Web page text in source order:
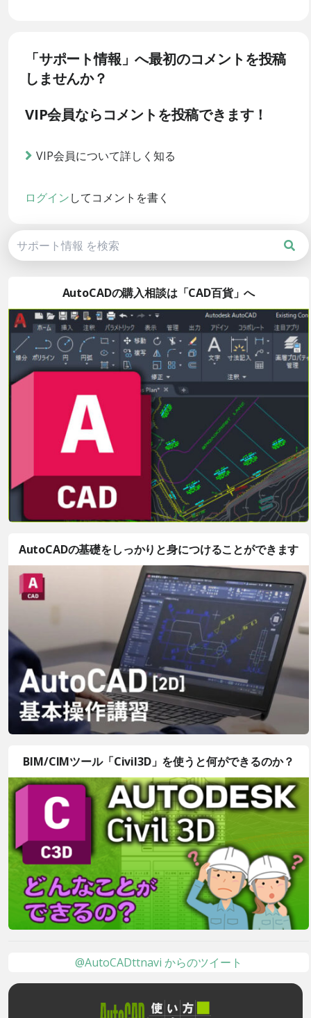
「サポート情報」へ最初のコメントを投稿
しませんか？
VIP会員ならコメントを投稿できます！
VIP会員について詳しく知る
ログインしてコメントを書く
AutoCADの購入相談は「CAD百貨」へ
AutoCADの基礎をしっかりと身につけることができます
BIM/CIMツール「Civil3D」を使うと何ができるのか？
@AutoCADttnavi からのツイート